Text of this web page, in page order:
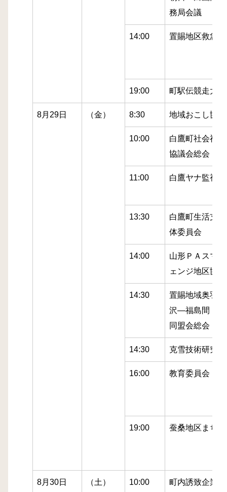
務局会議
14:00 置賜地区救急
19:00 町駅伝競走大
8月29日 （金） 8:30 地域おこし協
10:00
白鷹町社会福
協議会総会
11:00 白鷹ヤナ監視
13:30
白鷹町生活支
体委員会
14:00
山形ＰＡスマ
ェンジ地区協
14:30
置賜地域奥羽
沢―福島間トン
同盟会総会
14:30 克雪技術研究
16:00 教育委員会
19:00 蚕桑地区まち
8月30日 （土） 10:00 町内誘致企業